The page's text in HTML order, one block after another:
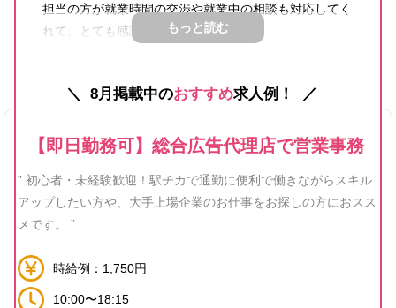
担当の方が就業時間の交渉や就業中の相談も対応してく
れて、とても感謝しています。
もっと読む
8月掲載中のおすすめ求人例！
【即日勤務可】総合広告代理店で営業事務
” 初心者・未経験歓迎！駅チカで通勤に便利で働きながらスキル
アップしたい方や、大手上場企業のお仕事をお探しの方におスス
メです。 ”
時給例：1,750円
10:00〜18:15